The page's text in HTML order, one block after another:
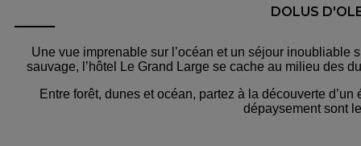
DOLUS
Une vue imprenable sur l’océan et un séjour inoubliable
sauvage, l’hôtel Le Grand Large se cache au milieu des
Entre forêt, dunes et océan, partez à la découverte
dépaysement sont